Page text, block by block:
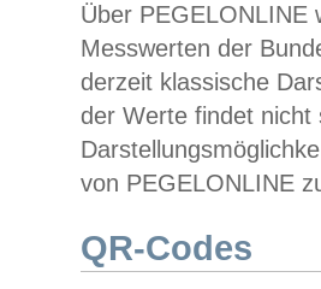
Über PEGELONLINE
Messwerten der
derzeit klassische
der Werte findet
von PEGELONLINE
QR-Codes